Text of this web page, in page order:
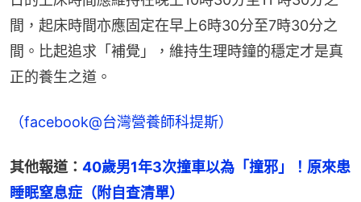
間，起床時間亦應固定在早上6時30分至7時30分之
間。比起追求「補覺」，維持生理時鐘的穩定才是真
正的養生之道。
（facebook@台灣營養師科提斯）
其他報道： 40歲男1年3次撞車以為「撞邪」！原來患
睡眠窒息症（附自查清單）